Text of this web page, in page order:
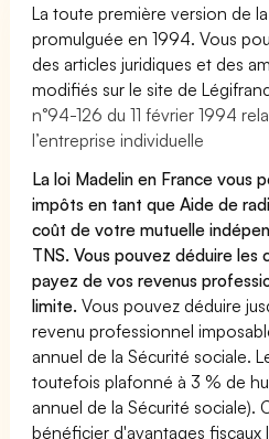
La toute première version de
promulguée en 1994. Vous
des articles juridiques et des
modifiés sur le site de
n°94-126 du 11 février 1994
l’entreprise individuelle
La loi Madelin en France vous
impôts en tant que Aide de
coût de votre mutuelle
TNS. Vous pouvez déduire les
payez de vos revenus
limite.Vous pouvez déduire
revenu professionnel
annuel de la Sécurité sociale.
toutefois plafonné à 3 % de
annuel de la Sécurité sociale).
bénéficier d'avantages fiscaux